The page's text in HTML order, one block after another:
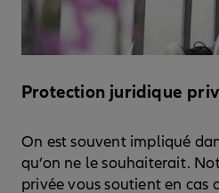
Protection juridique
On est souvent impliqué
qu’on ne le souhaiterait.
privée vous soutient en cas